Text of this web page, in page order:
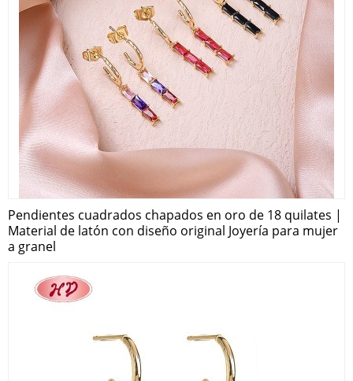
Pendientes cuadrados chapados en oro de 18 quilates |
Material de latón con diseño original Joyería para mujer
a granel